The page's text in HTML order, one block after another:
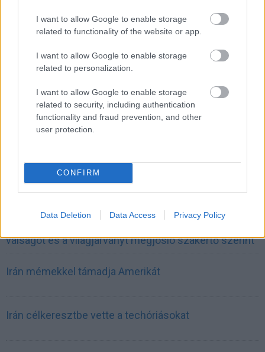
I want to allow Google to enable storage
related to functionality of the website or app.
I want to allow Google to enable storage
related to personalization.
I want to allow Google to enable storage
related to security, including authentication
functionality and fraud prevention, and other
user protection.
CONFIRM
Data Deletion Data Access Privacy Policy
Beépített AI-ügynökök a kézzelfogható üzleti
Digitalizálják a Pergamon-oltárt
A gyár, ahol 45 perc alatt készül el egy lakóház
A Samsung belenézett a kristálygömbjébe, és
megjósolta a memóriaválság végét
válságot és a világjárványt megjósló szakértő szerint
Irán mémekkel támadja Amerikát
Irán célkeresztbe vette a techóriásokat